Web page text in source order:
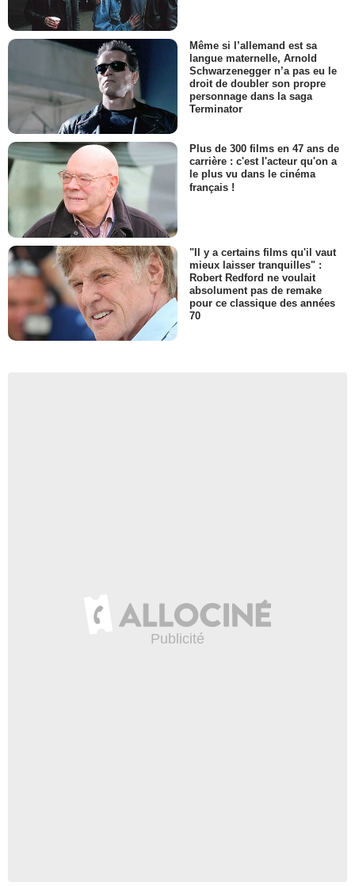
Même si l’allemand est sa
langue maternelle, Arnold
Schwarzenegger n’a pas eu le
droit de doubler son propre
personnage dans la saga
Terminator
Plus de 300 films en 47 ans de
carrière : c'est l'acteur qu'on a
le plus vu dans le cinéma
français !
"Il y a certains films qu'il vaut
mieux laisser tranquilles" :
Robert Redford ne voulait
absolument pas de remake
pour ce classique des années
70